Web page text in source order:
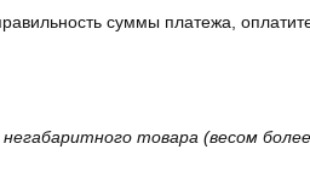
суммы платежа,
товара (весом